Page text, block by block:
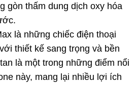
gòn thấm dung dịch oxy hóa
là những chiếc điện thoại
thiết kế sang trọng và bền
là một trong những điểm nổi
này, mang lại nhiều lợi ích